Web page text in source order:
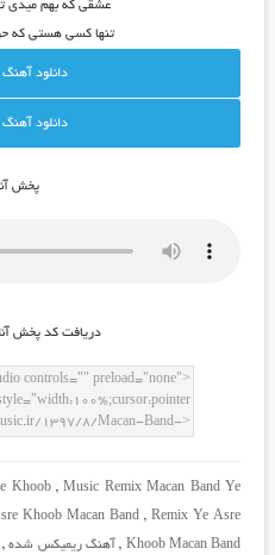
عشقی که بهم میدی
تنها کسی هستی که
دانلود آهنگ
دانلود آهنگ
پخش
دريافت کد پخش
Khoob,Music Remix Macan Band Ye
Khoob Macan Band ,Remix Ye Asre
Khoob Macan Band
, آهنگ ریمیکس شده